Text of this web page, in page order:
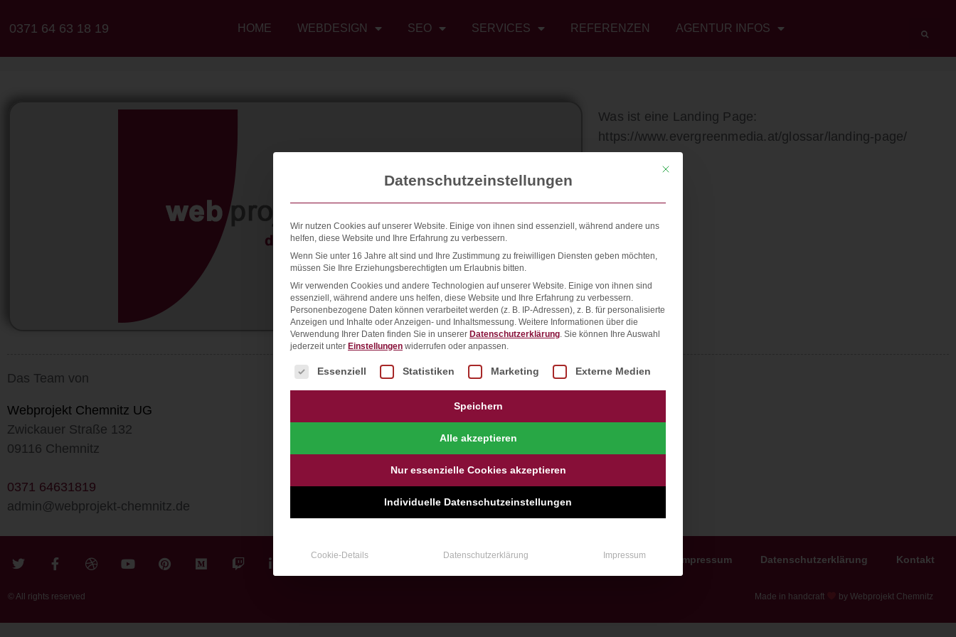
0371 64 63 18 19 HOME WEBDESIGN SEO SERVICES REFERENZEN AGENTUR INFOS
Was ist eine Landing Page:
https://www.evergreenmedia.at/glossar/landing-page/
Das Team von
Webprojekt Chemnitz UG
Zwickauer Straße 132
09116 Chemnitz
0371 64631819
admin@webprojekt-chemnitz.de
Impressum Datenschutzerklärung Kontakt
© All rights reserved Made in handcraft by Webprojekt Chemnitz
Mit diesem Button wird der Dialog geschlossen. Seine Funktionalität ist
Datenschutzeinstellungen
Wir nutzen Cookies auf unserer Website. Einige von ihnen sind essenziell, während andere uns
helfen, diese Website und Ihre Erfahrung zu verbessern.
Wenn Sie unter 16 Jahre alt sind und Ihre Zustimmung zu freiwilligen Diensten geben möchten,
müssen Sie Ihre Erziehungsberechtigten um Erlaubnis bitten.
Wir verwenden Cookies und andere Technologien auf unserer Website. Einige von ihnen sind
essenziell, während andere uns helfen, diese Website und Ihre Erfahrung zu verbessern.
Personenbezogene Daten können verarbeitet werden (z. B. IP-Adressen), z. B. für personalisierte
Anzeigen und Inhalte oder Anzeigen- und Inhaltsmessung. Weitere Informationen über die
Verwendung Ihrer Daten finden Sie in unserer Datenschutzerklärung Sie können Ihre Auswahl
jederzeit unter Einstellungen widerrufen oder anpassen.
Es folgt eine Liste der Service-Gruppen, für die eine Einwilligung erteilt werden kann. Die erste Service-Gruppe ist
Essenziell Statistiken Marketing Externe Medien
Speichern
Alle akzeptieren
Nur essenzielle Cookies akzeptieren
Individuelle Datenschutzeinstellungen
Cookie-Details Datenschutzerklärung Impressum